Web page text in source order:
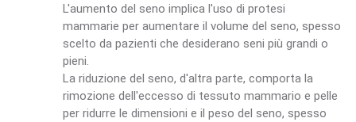
L'aumento del seno implica l'uso di protesi
mammarie per aumentare il volume del seno, spesso
scelto da pazienti che desiderano seni più grandi o
pieni.
La riduzione del seno, d'altra parte, comporta la
rimozione dell'eccesso di tessuto mammario e pelle
per ridurre le dimensioni e il peso del seno, spesso